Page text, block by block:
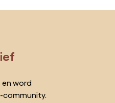
word
community.